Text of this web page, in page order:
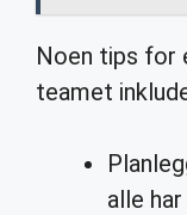
Noen tips for
teamet
alle